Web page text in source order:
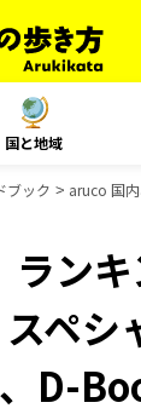
国と地域
ブック aruco 国
ン
ペシ
D-